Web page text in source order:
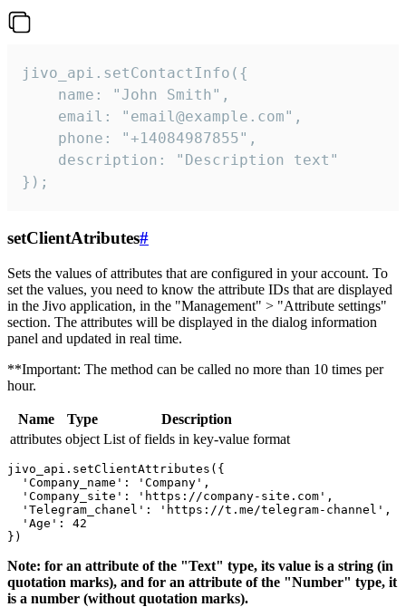
jivo_api.setContactInfo({
    name: "John Smith",
    email: "email@example.com",
    phone: "+14084987855",
    description: "Description text"
});
setClientAtributes#
Sets the values ​​of attributes that are configured in your account. To
set the values, you need to know the attribute IDs that are displayed
in the Jivo application, in the "Management" > "Attribute settings"
section. The attributes will be displayed in the dialog information
panel and updated in real time.
**Important: The method can be called no more than 10 times per
hour.
Name Type
Description
attributes object List of fields in key-value format
jivo_api.setClientAttributes({
  'Company_name': 'Company',
  'Company_site': 'https://company-site.com',
  'Telegram_chanel': 'https://t.me/telegram-channel',
  'Age': 42
Note: for an attribute of the "Text" type, its value is a string (in
quotation marks), and for an attribute of the "Number" type, it
is a number (without quotation marks).